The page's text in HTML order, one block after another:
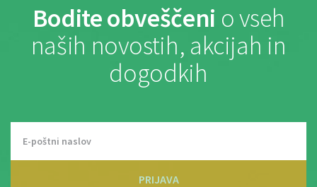
Bodite obveščeni o vseh
naših novostih, akcijah in
dogodkih
PRIJAVA